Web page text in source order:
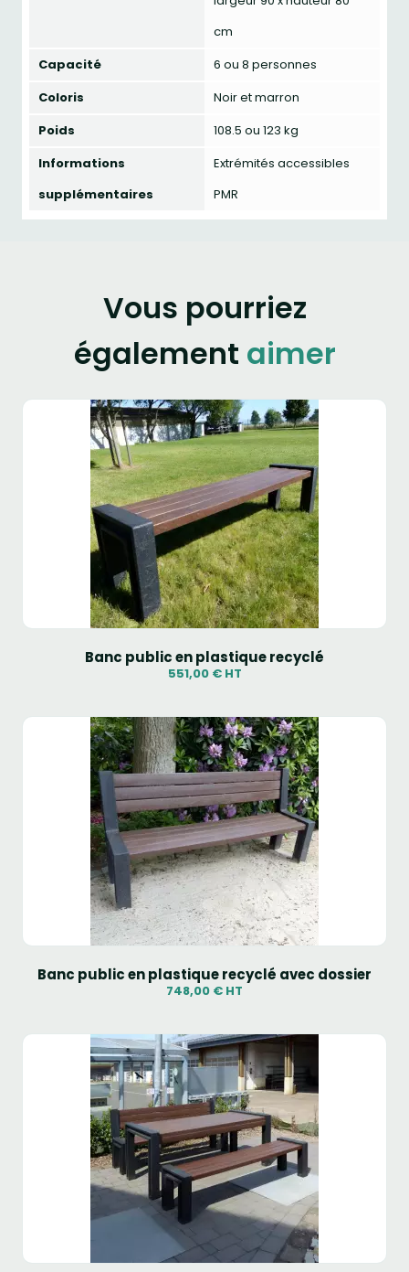
cm
Capacité
6 ou 8 personnes
Coloris
Noir et marron
Poids
108.5 ou 123 kg
Informations
supplémentaires
Extrémités accessibles
PMR
Vous pourriez
également aimer
Banc public en plastique recyclé
551,00 € HT
Banc public en plastique recyclé avec dossier
748,00 € HT